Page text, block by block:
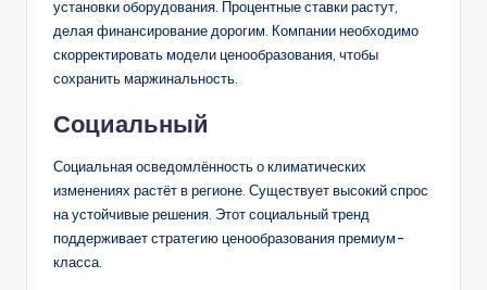
установки оборудования. Процентные ставки растут,
делая финансирование дорогим. Компании необходимо
скорректировать модели ценообразования, чтобы
сохранить маржинальность.
Социальный
Социальная осведомлённость о климатических
изменениях растёт в регионе. Существует высокий спрос
на устойчивые решения. Этот социальный тренд
поддерживает стратегию ценообразования премиум-
класса.